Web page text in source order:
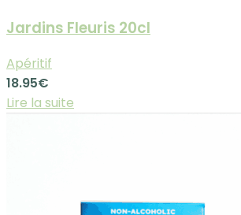
Jardins Fleuris 20cl
Apéritif
18.95€
Lire la suite